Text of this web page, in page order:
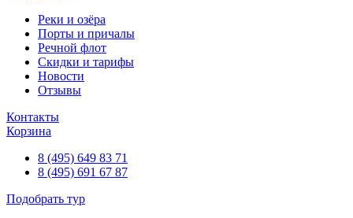
Реки и озёра
Порты и причалы
Речной флот
Скидки и тарифы
Новости
Отзывы
Контакты
Корзина
8 (495) 649 83 71
8 (495) 691 67 87
Подобрать тур